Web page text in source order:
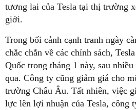
tương lai của Tesla tại thị trường
giới.
Trong bối cảnh cạnh tranh ngày
chắc chắn về các chính sách,
Quốc trong tháng 1 này, sau
qua. Công ty cũng giảm giá cho
trường Châu Âu. Tất nhiên, việc
lực lên lợi nhuận của Tesla, công